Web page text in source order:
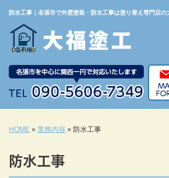
防水工事｜名張市で外壁塗装・防水工事は塗り替え専門店の
HOME » 業務内容 » 防水工事
防水工事